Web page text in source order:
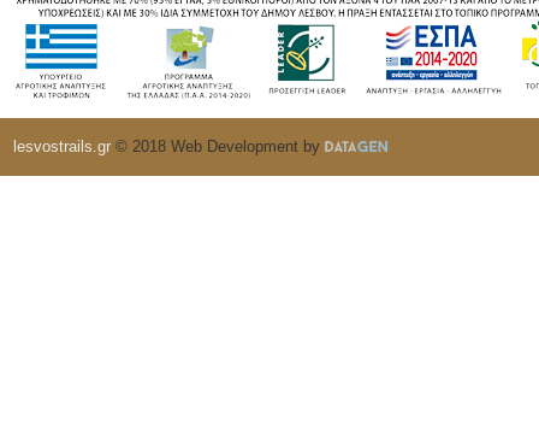
lesvostrails.gr © 2018 Web Development by